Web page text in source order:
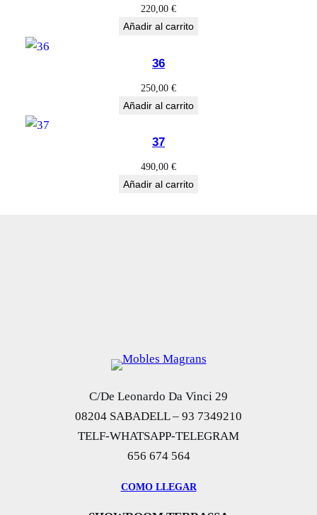
a
220,00 €
Añadir al carrito
36
250,00 €
Añadir al carrito
37
490,00 €
Añadir al carrito
C/De Leonardo Da Vinci 29
08204 SABADELL – 93 7349210
TELF-WHATSAPP-TELEGRAM
656 674 564
COMO LLEGAR